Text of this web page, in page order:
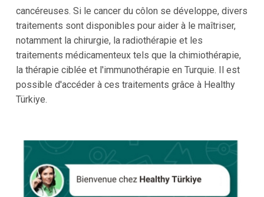
cancéreuses. Si le cancer du côlon se développe, divers
traitements sont disponibles pour aider à le maîtriser,
notamment la chirurgie, la radiothérapie et les
traitements médicamenteux tels que la chimiothérapie,
la thérapie ciblée et l'immunothérapie en Turquie. Il est
possible d'accéder à ces traitements grâce à Healthy
Türkiye.